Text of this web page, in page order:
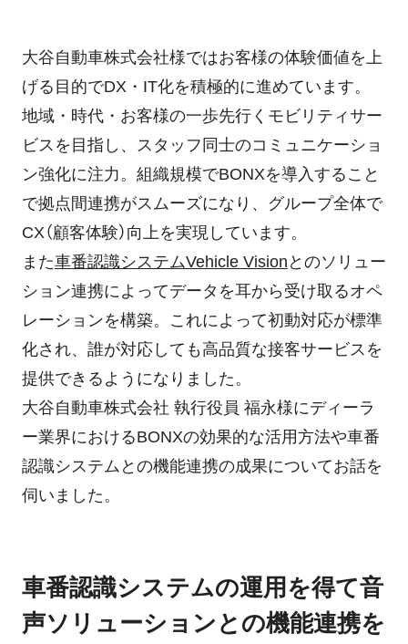
大谷自動車株式会社様ではお客様の体験価値を上
げる目的でDX・IT化を積極的に進めています。
地域・時代・お客様の一歩先行くモビリティサー
ビスを目指し、スタッフ同士のコミュニケーショ
ン強化に注力。組織規模でBONXを導入すること
で拠点間連携がスムーズになり、グループ全体で
CX（顧客体験）向上を実現しています。
また車番認識システムVehicle Vision とのソリュー
ション連携によってデータを耳から受け取るオペ
レーションを構築。これによって初動対応が標準
化され、誰が対応しても高品質な接客サービスを
提供できるようになりました。
大谷自動車株式会社 執行役員 福永様にディーラ
ー業界におけるBONXの効果的な活用方法や車番
認識システムとの機能連携の成果についてお話を
伺いました。
車番認識システムの運用を得て音
声ソリューションとの機能連携を